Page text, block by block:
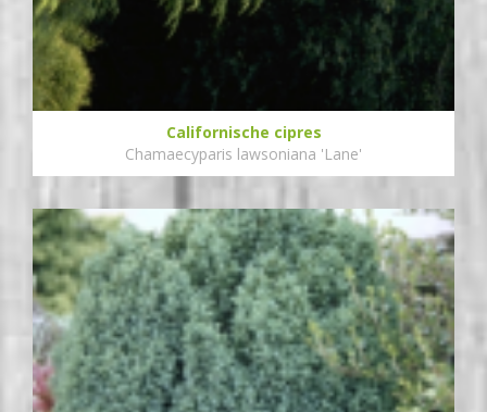
Californische cipres
Chamaecyparis lawsoniana 'Lane'